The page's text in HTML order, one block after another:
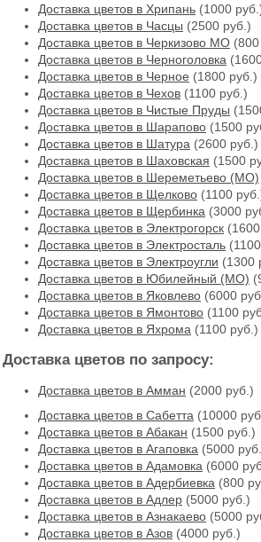
Доставка цветов в Хрипань (1000
Доставка цветов в Часцы (2500 руб.)
Доставка цветов в Черкизово МО
Доставка цветов в Черноголовка
Доставка цветов в Черное (1800 руб.)
Доставка цветов в Чехов (1100 руб.)
Доставка цветов в Чистые Пруды
Доставка цветов в Шарапово (1500
Доставка цветов в Шатура (2600 руб.)
Доставка цветов в Шаховская (1500
Доставка цветов в Шереметьево (МО)
Доставка цветов в Щелково (1100
Доставка цветов в Щербинка (3000
Доставка цветов в Электрогорск
Доставка цветов в Электросталь
Доставка цветов в Электроугли (1300
Доставка цветов в Юбилейный (МО)
Доставка цветов в Яковлево (6000
Доставка цветов в Ямонтово (1100
Доставка цветов в Яхрома (1100 руб.)
Доставка цветов по запросу:
Доставка цветов в Амман (2000 руб.)
Доставка цветов в Cабетта (10000
Доставка цветов в Абакан (1500 руб.)
Доставка цветов в Агаповка (5000
Доставка цветов в Адамовка (6000
Доставка цветов в Адербиевка (800
Доставка цветов в Адлер (5000 руб.)
Доставка цветов в Азнакаево (5000
Доставка цветов в Азов (4000 руб.)